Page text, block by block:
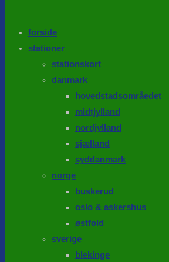
forside
stationer
stationskort
danmark
hovedstadsområedet
midtjylland
nordjylland
sjælland
syddanmark
norge
buskerud
oslo & askershus
østfold
sverige
blekinge